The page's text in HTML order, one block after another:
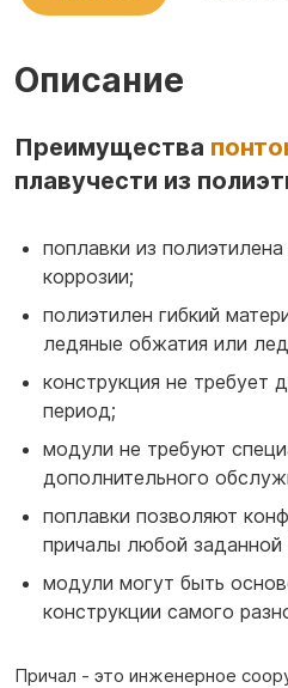
Описание
Преимущества
плавучести из
поплавки из
коррозии;
полиэтилен гибкий
ледяные обжатия или
конструкция не требует
период;
модули не требуют
дополнительного
поплавки позволяют
причалы любой
модули могут быть
конструкции самого
Причал - это инженерное